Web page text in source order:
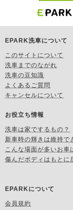
EPARK洗車について
このサイトについて
洗車までのながれ
洗車の豆知識
よくあるご質問
キャンセルについて
お役立ち情報
洗車は家でするもの？
新車時の輝きは維持で
こんな場面が多いお車
傷んだボディはもとに
EPARKについて
会員規約